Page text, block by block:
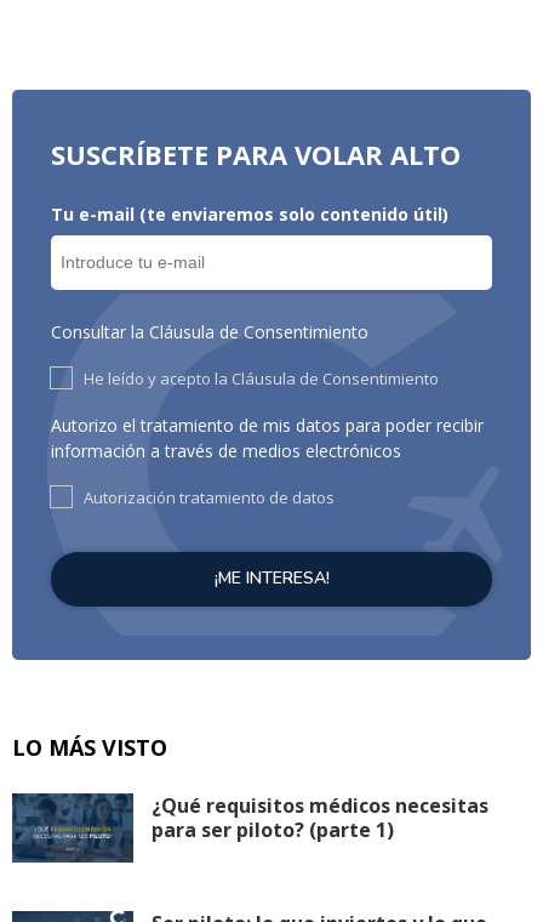
SUSCRÍBETE PARA VOLAR ALTO
Tu e-mail (te enviaremos solo contenido útil)
Consultar la Cláusula de Consentimiento
He leído y acepto la Cláusula de Consentimiento
Autorizo el tratamiento de mis datos para poder recibir
información a través de medios electrónicos
Autorización tratamiento de datos
LO MÁS VISTO
¿Qué requisitos médicos necesitas
para ser piloto? (parte 1)